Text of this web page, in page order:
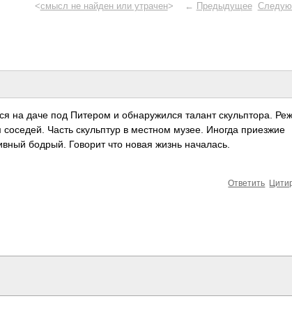
<смысл не найден или утрачен> ← Предыдущее
на даче под Питером и обнаружился талант скульптора.
Часть скульптур в местном музее. Иногда приезжие
бодрый. Говорит что новая жизнь началась.
Ответить